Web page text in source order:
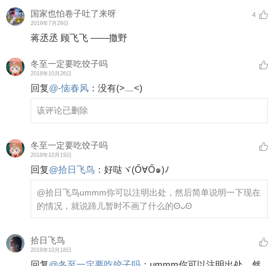
国家也怕卷子吐了来呀
2019年7月29日
4
蒋丞丞 顾飞飞 ——撒野
冬至一定要吃饺子吗
2018年10月26日
回复@-恼春风 ： 没有(>﹏<)
该评论已删除
冬至一定要吃饺子吗
2018年10月19日
回复@拾日飞鸟 ： 好哒ヾ(Ő∀Ő๑)ﾉ
@拾日飞鸟ummm你可以注明出处，然后简单说明一下现在
的情况，就说蹄儿暂时不画了什么的ʘᴗʘ
拾日飞鸟
2018年10月18日